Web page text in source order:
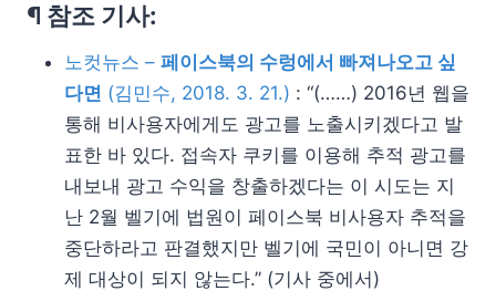
¶ 참조 기사:
노컷뉴스 – 페이스북의 수렁에서 빠져나오고 싶
다면 (김민수, 2018. 3. 21.) : “(……) 2016년 웹을
통해 비사용자에게도 광고를 노출시키겠다고 발
표한 바 있다. 접속자 쿠키를 이용해 추적 광고를
내보내 광고 수익을 창출하겠다는 이 시도는 지
난 2월 벨기에 법원이 페이스북 비사용자 추적을
중단하라고 판결했지만 벨기에 국민이 아니면 강
제 대상이 되지 않는다.” (기사 중에서)